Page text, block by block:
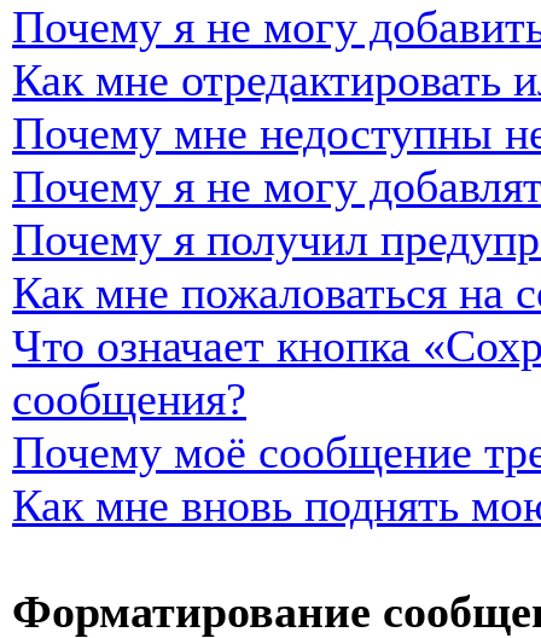
Почему я не могу
Как мне отредактировать
Почему мне недоступны
Почему я не могу
Почему я получил
Как мне пожаловаться на
Что означает кнопка
сообщения?
Почему моё сообщение
Как мне вновь поднять
Форматирование